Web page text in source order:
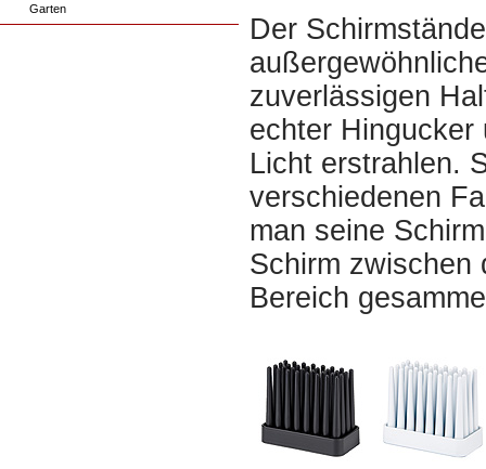
Garten
Der
zuverlässigen
echter Hingucker
Licht erstrahlen.
verschiedenen
man seine
Schirm zwischen
Bereich